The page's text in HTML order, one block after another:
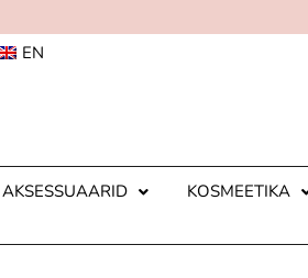
EN
AKSESSUAARID KOSMEETIKA